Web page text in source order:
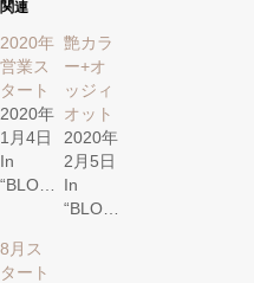
有
(新
し
い
ウ
ィ
ン
ド
リ
ッ
ク
し
て
く
だ
さ
い
(新
い
ウ
関連
2020年
営業ス
タート
2020年
1月4日
In
艶カラ
ー+オ
ッジィ
オット
2020年
2月5日
In
8月ス
タート